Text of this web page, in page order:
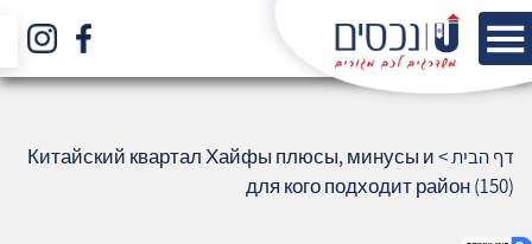
דף הבית>
Китайский квартал Хайфы плюсы, минусы и
для кого подходит район (150)